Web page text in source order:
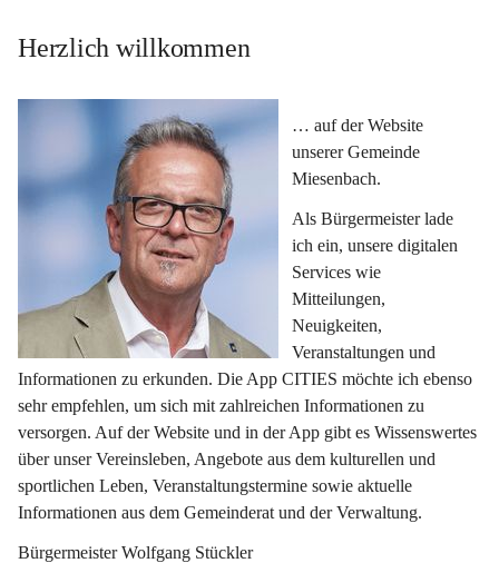
Herzlich willkommen
… auf der Website
unserer Gemeinde
Miesenbach.
Als Bürgermeister lade
ich ein, unsere digitalen
Services wie
Mitteilungen,
Neuigkeiten,
Veranstaltungen und
Informationen zu erkunden. Die App CITIES möchte ich ebenso
sehr empfehlen, um sich mit zahlreichen Informationen zu
versorgen. Auf der Website und in der App gibt es Wissenswertes
über unser Vereinsleben, Angebote aus dem kulturellen und
sportlichen Leben, Veranstaltungstermine sowie aktuelle
Informationen aus dem Gemeinderat und der Verwaltung.
Bürgermeister Wolfgang Stückler